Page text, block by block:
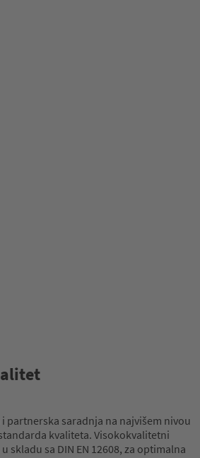
partnerska saradnja na najvišem nivou
kvaliteta. Visokokvalitetni
skladu sa DIN EN 12608, za optimalna